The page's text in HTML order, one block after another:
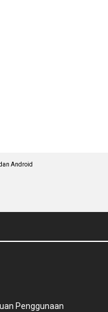
Android
Penggunaan